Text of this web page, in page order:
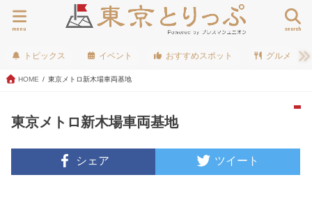
search
menu
トピックス イベント おすすめスポット グルメ
HOME 東京メトロ新木場車両基地
東京メトロ新木場車両基地
シェア ツイート